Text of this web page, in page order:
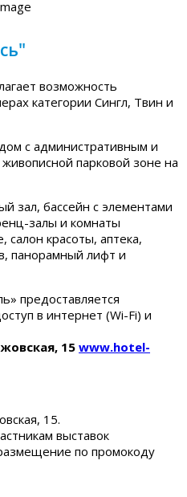
возможность
категории Сингл, Твин и
с административным и
парковой зоне на
зал, бассейн с элементами
залы и комнаты
салон красоты, аптека,
панорамный лифт и
предоставляется
в интернет (Wi-Fi) и
15 www.hotel-
15.
выставок
по промокоду